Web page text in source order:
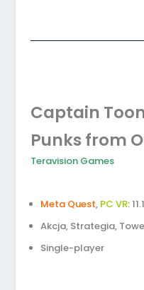
Captain
Punks from
Teravision Games
Meta Quest, PC VR:
Akcja, Strategia,
Single-player